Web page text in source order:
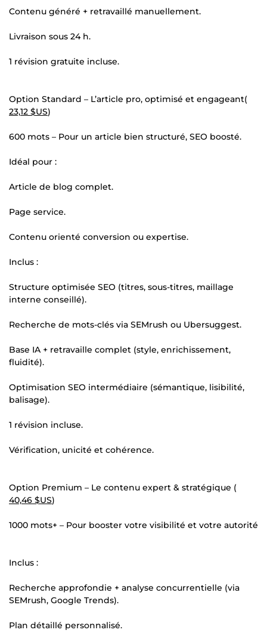
Contenu généré + retravaillé manuellement.
Livraison sous 24 h.
1 révision gratuite incluse.
Option Standard – L’article pro, optimisé et engageant(
23,12 $US)
600 mots – Pour un article bien structuré, SEO boosté.
Idéal pour :
Article de blog complet.
Page service.
Contenu orienté conversion ou expertise.
Inclus :
Structure optimisée SEO (titres, sous-titres, maillage
interne conseillé).
Recherche de mots-clés via SEMrush ou Ubersuggest.
Base IA + retravaille complet (style, enrichissement,
fluidité).
Optimisation SEO intermédiaire (sémantique, lisibilité,
balisage).
1 révision incluse.
Vérification, unicité et cohérence.
Option Premium – Le contenu expert & stratégique (
40,46 $US)
1000 mots+ – Pour booster votre visibilité et votre autorité
Inclus :
Recherche approfondie + analyse concurrentielle (via
SEMrush, Google Trends).
Plan détaillé personnalisé.